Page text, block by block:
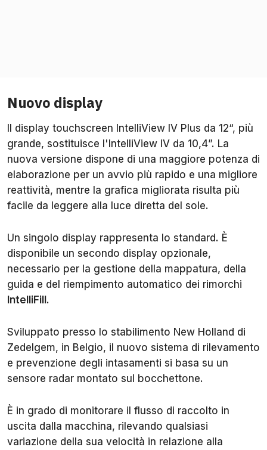
Nuovo display
Il display touchscreen IntelliView IV Plus da 12“, più
grande, sostituisce l'IntelliView IV da 10,4”. La
nuova versione dispone di una maggiore potenza di
elaborazione per un avvio più rapido e una migliore
reattività, mentre la grafica migliorata risulta più
facile da leggere alla luce diretta del sole.
Un singolo display rappresenta lo standard. È
disponibile un secondo display opzionale,
necessario per la gestione della mappatura, della
guida e del riempimento automatico dei rimorchi
IntelliFill.
Sviluppato presso lo stabilimento New Holland di
Zedelgem, in Belgio, il nuovo sistema di rilevamento
e prevenzione degli intasamenti si basa su un
sensore radar montato sul bocchettone.
È in grado di monitorare il flusso di raccolto in
uscita dalla macchina, rilevando qualsiasi
variazione della sua velocità in relazione alla